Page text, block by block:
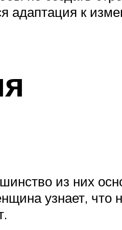
адаптация к
из них
узнает, что